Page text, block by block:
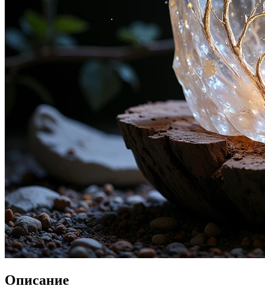
Описание